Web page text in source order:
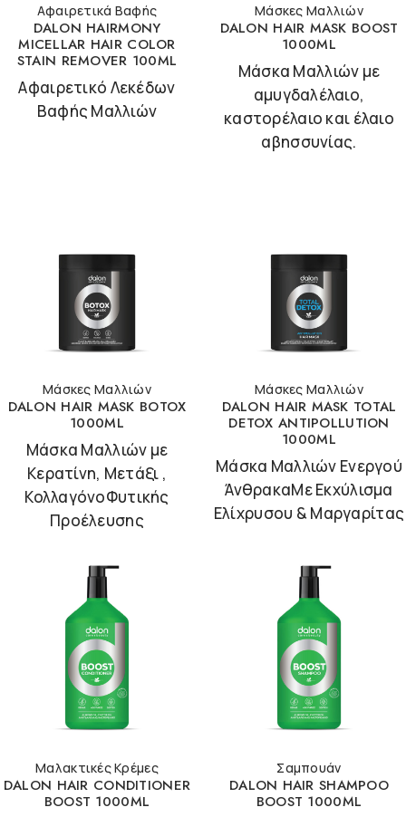
Αφαιρετικά Βαφής
DALON HAIRMONY
MICELLAR HAIR COLOR
STAIN REMOVER 100ML
Αφαιρετικό Λεκέδων
Βαφής Μαλλιών
Μάσκες Μαλλιών
DALON HAIR MASK BOOST
1000ML
Μάσκα Μαλλιών με
αμυγδαλέλαιο,
καστορέλαιο και έλαιο
αβησσυνίας.
Μάσκες Μαλλιών
DALON HAIR MASK BOTOX
1000ML
Μάσκα Μαλλιών με
Κερατίνη, Μετάξι ,
ΚολλαγόνοΦυτικής
Προέλευσης
Μάσκες Μαλλιών
DALON HAIR MASK TOTAL
DETOX ANTIPOLLUTION
1000ML
Μάσκα Μαλλιών Ενεργού
ΆνθρακαΜε Εκχύλισμα
Ελίχρυσου & Μαργαρίτας
Μαλακτικές Κρέμες
DALON HAIR CONDITIONER
BOOST 1000ML
Σαμπουάν
DALON HAIR SHAMPOO
BOOST 1000ML